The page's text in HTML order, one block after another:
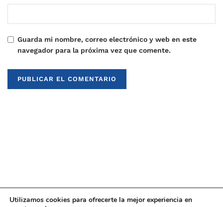
Guarda mi nombre, correo electrónico y web en este
navegador para la próxima vez que comente.
Utilizamos cookies para ofrecerte la mejor experiencia en